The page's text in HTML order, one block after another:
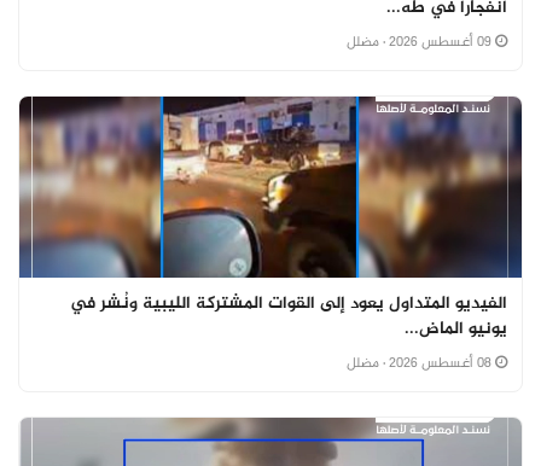
انفجاراً في طه...
· مضلل
الفيديو المتداول يعود إلى القوات المشتركة الليبية ونُشر في
يونيو الماض...
· مضلل